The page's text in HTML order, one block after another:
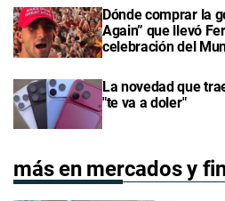
Dónde comprar la
Again” que llevó
celebración del
La novedad que
"te va a doler"
más en mercados y